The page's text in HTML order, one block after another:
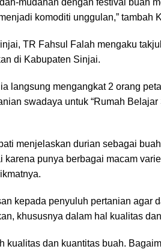
komoditi unggulan,” tambah
TR Fahsul Falah mengaku
di Kabupaten Sinjai.
langsung mengangkat 2 orang
swadaya untuk “Rumah Belajar
menjelaskan durian sebagai
karena punya berbagai macam
kepada penyuluh pertanian agar
khususnya dalam hal kualitas
kualitas dan kuantitas buah.